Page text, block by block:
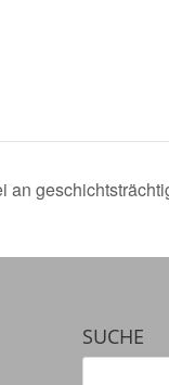
an
SUCHE